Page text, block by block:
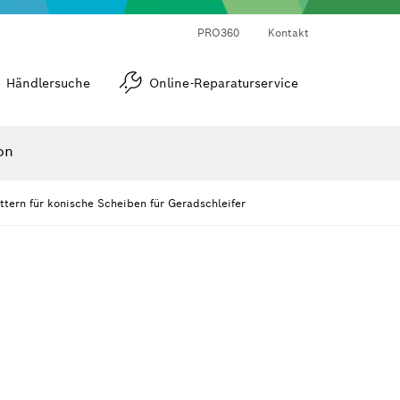
PRO360 Kontakt
Händlersuche Online-Reparaturservice
für konische Scheiben für Geradschleifer